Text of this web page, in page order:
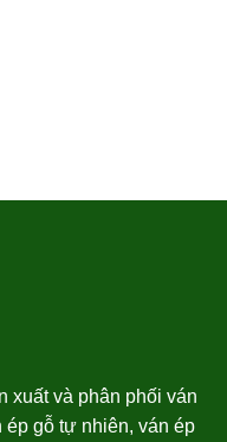
xuất và phân phối ván
ép gỗ tự nhiên, ván ép